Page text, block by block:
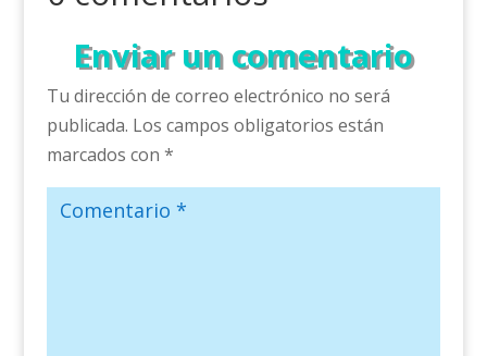
Enviar un comentario
Tu dirección de correo electrónico no será
publicada. Los campos obligatorios están
marcados con *